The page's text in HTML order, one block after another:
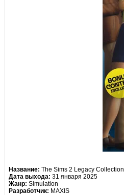
Название: The Sims 2 Legacy Collection
Дата выхода: 31 января 2025
Жанр: Simulation
Разработчик: MAXIS